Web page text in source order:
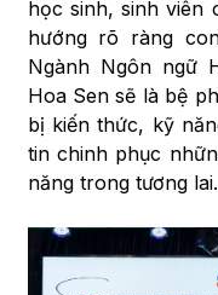
học sinh, sinh viên
hướng rõ ràng
Ngành Ngôn ngữ
Hoa Sen sẽ là bệ
bị kiến thức, kỹ
tin chinh phục
năng trong tương lai.